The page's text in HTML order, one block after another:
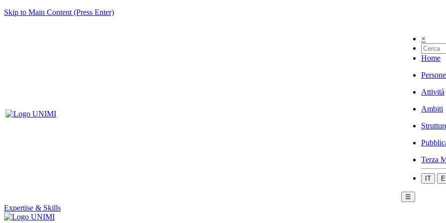
Skip to Main Content (Press Enter)
×
Home
Persone
Attività
Ambiti
Terza
IT
☰
Expertise & Skills